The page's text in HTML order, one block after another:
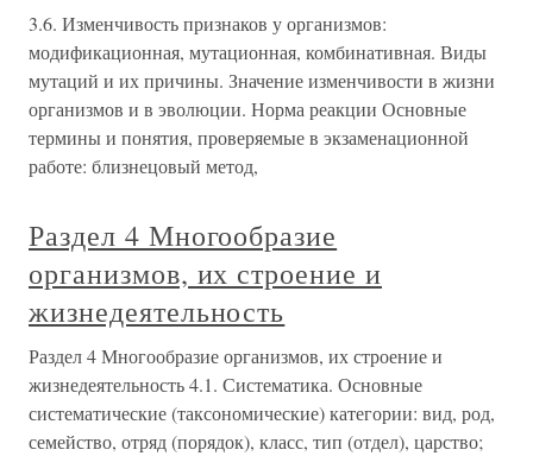
3.6. Изменчивость признаков у организмов:
модификационная, мутационная, комбинативная. Виды
мутаций и их причины. Значение изменчивости в жизни
организмов и в эволюции. Норма реакции Основные
термины и понятия, проверяемые в экзаменационной
работе: близнецовый метод,
Раздел 4 Многообразие
организмов, их строение и
жизнедеятельность
Раздел 4 Многообразие организмов, их строение и
жизнедеятельность 4.1. Систематика. Основные
систематические (таксономические) категории: вид, род,
семейство, отряд (порядок), класс, тип (отдел), царство;